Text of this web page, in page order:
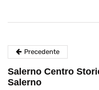
Precedente
Salerno Centro
Salerno